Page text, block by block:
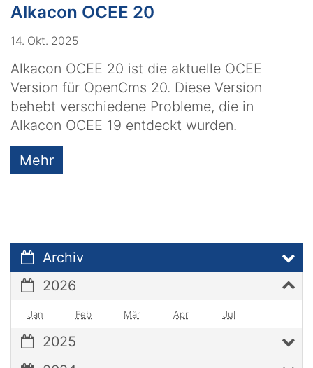
Alkacon OCEE 20
14. Okt. 2025
Alkacon OCEE 20 ist die aktuelle OCEE
Version für OpenCms 20. Diese Version
behebt verschiedene Probleme, die in
Alkacon OCEE 19 entdeckt wurden.
Mehr
Archiv
2026
Jan Feb Mär Apr Jul
2025